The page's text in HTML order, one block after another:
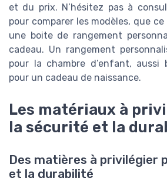
et du prix. N’hésitez pas à
pour comparer les modèles, que
une boite de rangement
cadeau. Un rangement
pour la chambre d’enfant, aussi
pour un cadeau de naissance.
Les matériaux à
la sécurité et la
Des matières à privilégier
et la durabilité